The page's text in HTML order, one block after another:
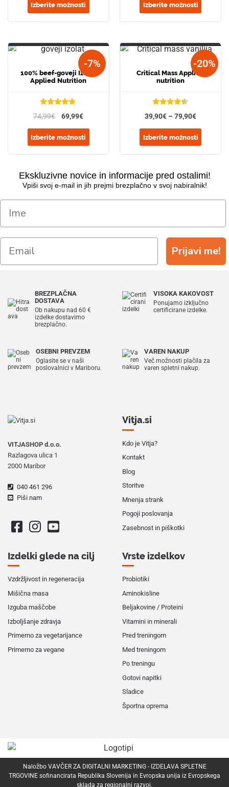
Izberite možnosti Izberite možnosti
-7%
100% beef-goveji Izolat
Applied Nutrition
74,99€ 69,99€
Izberite možnosti
-20%
Critical Mass Applied
nutrition
39,90€ – 79,90€
Izberite možnosti
Ekskluzivne novice in informacije pred ostalimi!
Vpiši svoj e-mail in jih prejmi brezplačno v svoj nabiralnik!
Prijavi me!
BREZPLAČNA
DOSTAVA
Ob nakupu nad 60 €
izdelke dostavimo
brezplačno.
VISOKA KAKOVOST
Ponujamo izključno
certificirane izdelke.
OSEBNI PREVZEM
Oglasite se v naši
poslovalnici v Mariboru.
VAREN NAKUP
Več možnosti plačila za
varen spletni nakup.
VITJASHOP d.o.o.
Razlagova ulica 1
2000 Maribor
040 461 296
Piši nam
Vitja.si
Kdo je Vitja?
Kontakt
Blog
Storitve
Mnenja strank
Pogoji poslovanja
Zasebnost in piškotki
Izdelki glede na cilj
Vzdržljivost in regeneracija
Mišična masa
Izguba maščobe
Izboljšanje zdravja
Primerno za vegetarijance
Primerno za vegane
Vrste izdelkov
Probiotiki
Aminokisline
Beljakovine / Proteini
Vitamini in minerali
Pred treningom
Med treningom
Po treningu
Gotovi napitki
Sladice
Športna oprema
Naložbo VAVČER ZA DIGITALNI MARKETING - IZDELAVA SPLETNE
TRGOVINE sofinancirata Republika Slovenija in Evropska unija iz Evropskega
sklada za regionalni razvoj.